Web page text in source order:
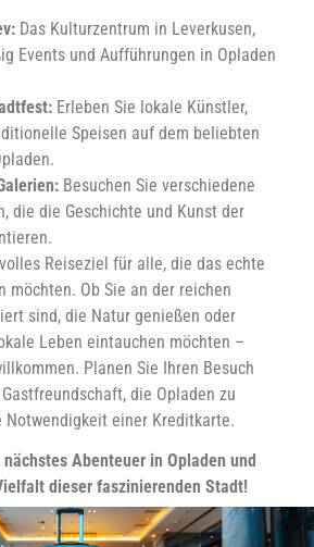
Das Kulturzentrum in Leverkusen,
Events und Aufführungen in Opladen
Erleben Sie lokale Künstler,
Speisen auf dem beliebten
Besuchen Sie verschiedene
die die Geschichte und Kunst der
Reiseziel für alle, die das echte
möchten. Ob Sie an der reichen
sind, die Natur genießen oder
Leben eintauchen möchten –
Planen Sie Ihren Besuch
die Opladen zu
Notwendigkeit einer Kreditkarte.
Abenteuer in Opladen und
dieser faszinierenden Stadt!